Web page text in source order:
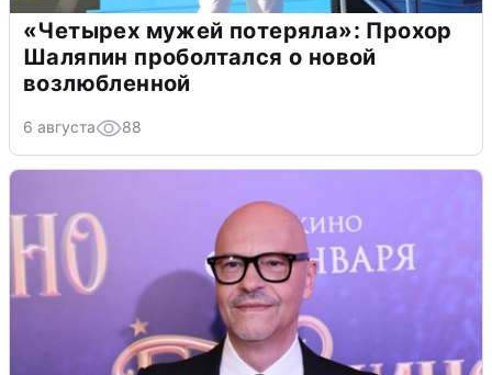
«Четырех мужей потеряла»: Прохор
Шаляпин проболтался о новой
возлюбленной
6 августа 88